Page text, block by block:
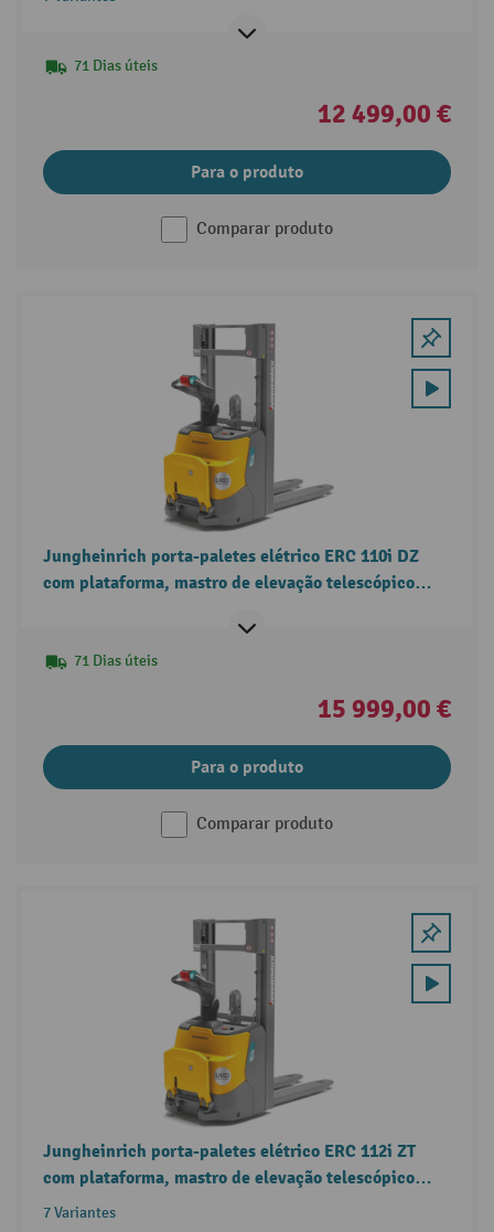
71 Dias úteis
12 499,00 €
Para o produto
Comparar produto
Jungheinrich porta-paletes elétrico ERC 110i DZ
com plataforma, mastro de elevação telescópico
71 Dias úteis
15 999,00 €
Para o produto
Comparar produto
Jungheinrich porta-paletes elétrico ERC 112i ZT
com plataforma, mastro de elevação telescópico
duplo, capacidade de carga de 1.200 kg
7 Variantes